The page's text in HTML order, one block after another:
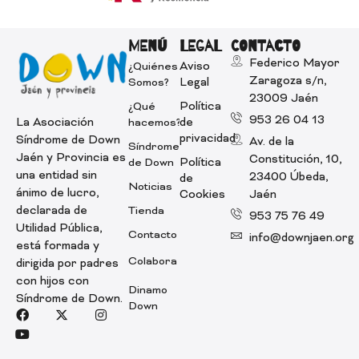
La Asociación
Síndrome de Down
Jaén y Provincia es
una entidad sin
ánimo de lucro,
declarada de
Utilidad Pública,
está formada y
dirigida por padres
con hijos con
Síndrome de Down.
FacebookX-twitterInstagram
Youtube
MENÚ
¿Quiénes
Somos?
¿Qué
hacemos?
Síndrome
de Down
Noticias
Tienda
Contacto
Colabora
Dinamo
Down
LEGAL
Aviso
Legal
Política
de
privacidad
Política
de
Cookies
CONTACTO
Federico Mayor
Zaragoza s/n,
23009 Jaén
953 26 04 13
Av. de la
Constitución, 10,
23400 Úbeda,
Jaén
953 75 76 49
info@downjaen.org